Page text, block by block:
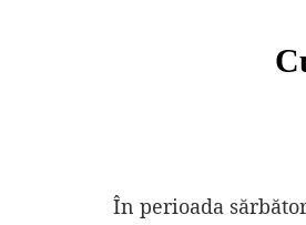
În perioada